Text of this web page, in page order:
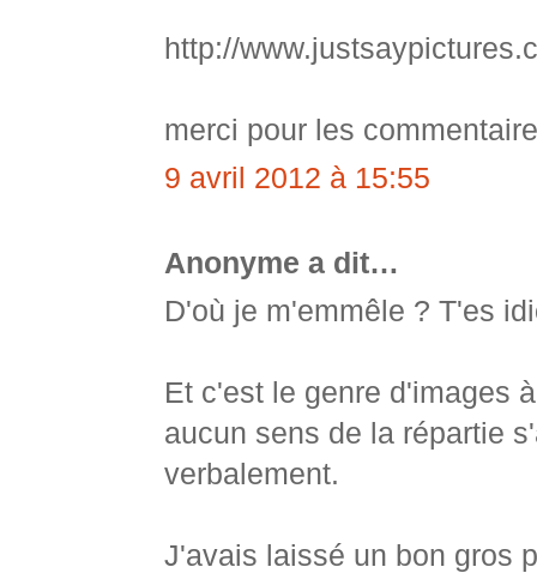
http://
merci pour les
9 avril 2012 à 15:55
Anonyme a dit…
D'où je m'emmêle ? T'es
Et c'est le genre d'images
aucun sens de la répartie
verbalement.
J'avais laissé un bon gros